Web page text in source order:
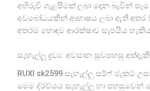
අභිරුචි ගැළපීමක් ලබා දෙන බැවින්
අවබෝධයකින් ආභාෂය ලබා ඇති අතර
අතරම හොඳම ආරක්ෂාව සැපයිය
සැහැල්ලු ද්‍රව්‍ය: අවසාන සුවපහසු
RUXI sk2599 සැහැල්ලු සර්ෆ් ජැකට්
මෙම ද්රව්යය සැහැල්ලු හා